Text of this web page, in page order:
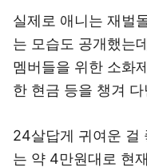
실제로 애니는 재벌
는 모습도 공개했는
멤버들을 위한 소화
한 현금 등을 챙겨
24살답게 귀여운 걸
는 약 4만원대로 현